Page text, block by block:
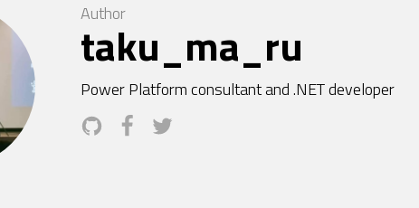
Author
taku_ma_ru
Power Platform consultant and .NET developer